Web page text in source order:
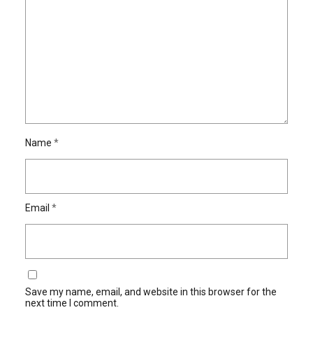
Name *
Email *
Save my name, email, and website in this browser for the
next time I comment.